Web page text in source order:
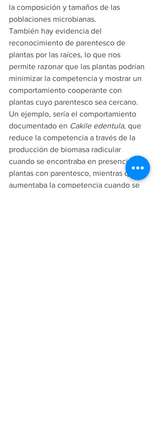
la composición y tamaños de las
poblaciones microbianas.
También hay evidencia del
reconocimiento de parentesco de
plantas por las raíces, lo que nos
permite razonar que las plantas podrían
minimizar la competencia y mostrar un
comportamiento cooperante con
plantas cuyo parentesco sea cercano.
Un ejemplo, sería el comportamiento
documentado en Cakile edentula, que
reduce la competencia a través de la
producción de biomasa radicular
cuando se encontraba en presencia de
plantas con parentesco, mientras que
aumentaba la competencia cuando se